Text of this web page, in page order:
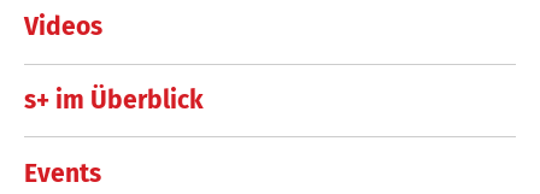
Videos
s+ im Überblick
Events